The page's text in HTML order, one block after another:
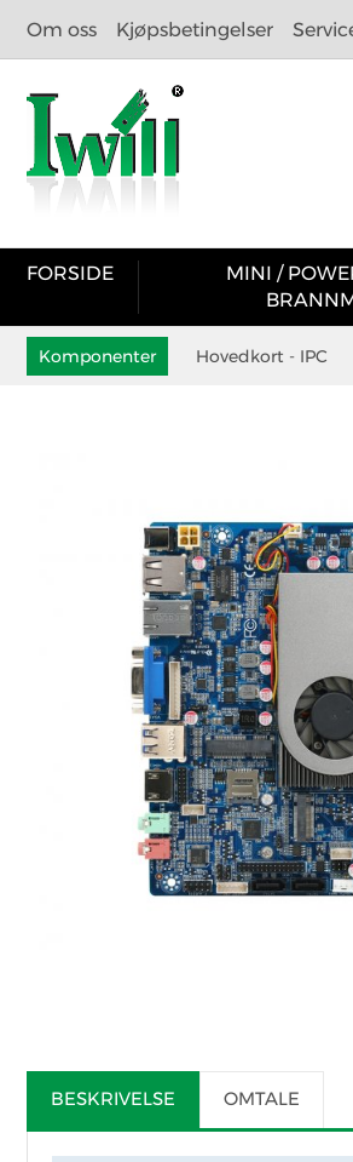
Om oss Kjøpsbetingelser
FORSIDE
MINI /
Komponenter Hovedkort - IPC
BESKRIVELSE OMTALE